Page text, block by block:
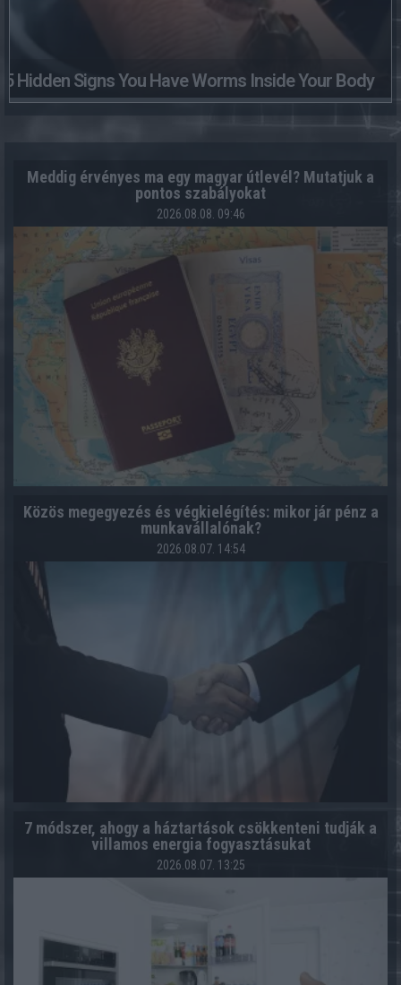
5 Hidden Signs You Have Worms Inside Your Body
Meddig érvényes ma egy magyar útlevél? Mutatjuk a
pontos szabályokat
2026.08.08. 09:46
Közös megegyezés és végkielégítés: mikor jár pénz a
munkavállalónak?
2026.08.07. 14:54
7 módszer, ahogy a háztartások csökkenteni tudják a
villamos energia fogyasztásukat
2026.08.07. 13:25